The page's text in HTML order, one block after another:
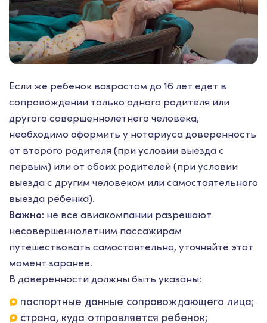
Если же ребенок возрастом до 16 лет едет в
сопровождении только одного родителя или
другого совершеннолетнего человека,
необходимо оформить у нотариуса доверенность
от второго родителя (при условии выезда с
первым) или от обоих родителей (при условии
выезда с другим человеком или самостоятельного
выезда ребенка).
Важно: не все авиакомпании разрешают
несовершеннолетним пассажирам
путешествовать самостоятельно, уточняйте этот
момент заранее.
В доверенности должны быть указаны:
паспортные данные сопровождающего лица;
страна, куда отправляется ребенок;